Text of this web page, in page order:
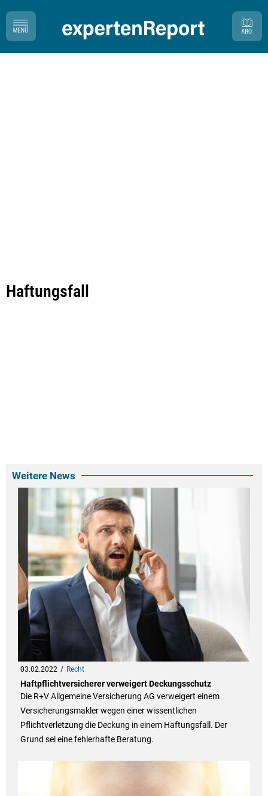
Haftungsfall
Weitere News
03.02.2022 Recht
Haftpflichtversicherer verweigert Deckungsschutz
Die R+V Allgemeine Versicherung AG verweigert einem
Versicherungsmakler wegen einer wissentlichen
Pflichtverletzung die Deckung in einem Haftungsfall. Der
Grund sei eine fehlerhafte Beratung.